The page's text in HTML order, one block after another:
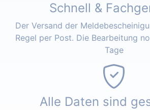
Schnell &
Der Versand der
Regel per Post. Die Bearbeitung
Tage
Alle Daten sind